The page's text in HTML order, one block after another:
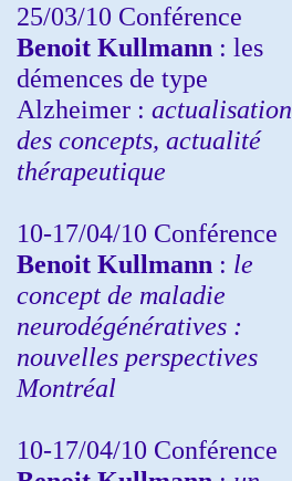
25/03/10 Conférence
Benoit Kullmann : les
démences de type
Alzheimer : actualisation
des concepts, actualité
thérapeutique
10-17/04/10 Conférence
Benoit Kullmann : le
concept de maladie
neurodégénératives :
nouvelles perspectives
Montréal
10-17/04/10 Conférence